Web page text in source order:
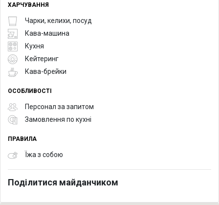
ХАРЧУВАННЯ
Чарки, келихи, посуд
Кава-машина
Кухня
Кейтеринг
Кава-брейки
ОСОБЛИВОСТІ
Персонал за запитом
Замовлення по кухні
ПРАВИЛА
Їжа з собою
Поділитися майданчиком